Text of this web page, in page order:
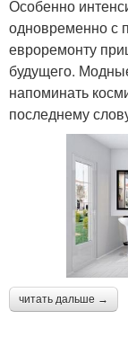
Особенно
одновременно с
евроремонту
будущего.
напоминать
последнему
читать дальше →